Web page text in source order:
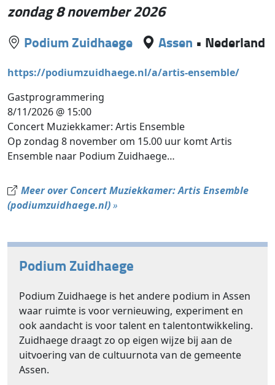
zondag 8 november 2026
Podium Zuidhaege Assen • Nederland
https://podiumzuidhaege.nl/a/artis-ensemble/
Gastprogrammering
8/11/2026 @ 15:00
Concert Muziekkamer: Artis Ensemble
Op zondag 8 november om 15.00 uur komt Artis
Ensemble naar Podium Zuidhaege…
Meer over Concert Muziekkamer: Artis Ensemble
(podiumzuidhaege.nl)»
Podium Zuidhaege
Podium Zuidhaege is het andere podium in Assen
waar ruimte is voor vernieuwing, experiment en
ook aandacht is voor talent en talentontwikkeling.
Zuidhaege draagt zo op eigen wijze bij aan de
uitvoering van de cultuurnota van de gemeente
Assen.